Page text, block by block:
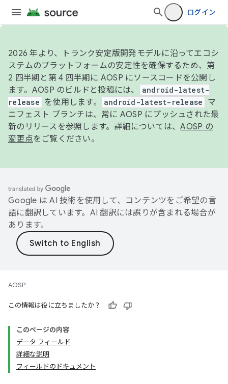
ログイン
2026 年より、トランク安定版開発モデルに沿ってエコシ
ステムのプラットフォームの安定性を確保するため、第
2 四半期と第 4 四半期に AOSP にソースコードを公開し
ます。AOSP のビルドと投稿には、
android-latest-
release
を使用します。 android-latest-release
マ
ニフェスト ブランチは、常に AOSP にプッシュされた最
新のリリースを参照します。詳細については、AOSP の
変更点をご覧ください。
Google は AI 技術を使用して、コンテンツをご希望の言
語に翻訳しています。AI 翻訳には誤りが含まれる場合が
あります。
AOSP
この情報は役に立ちましたか？
このページの内容
データ フィールド
詳細な説明
フィールドのドキュメント